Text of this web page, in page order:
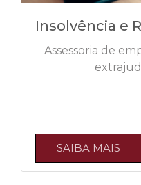
Insolvência e
Assessoria de
SAIBA MAIS